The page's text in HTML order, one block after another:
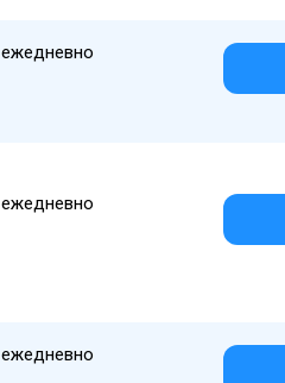
ежедневно
ежедневно
ежедневно